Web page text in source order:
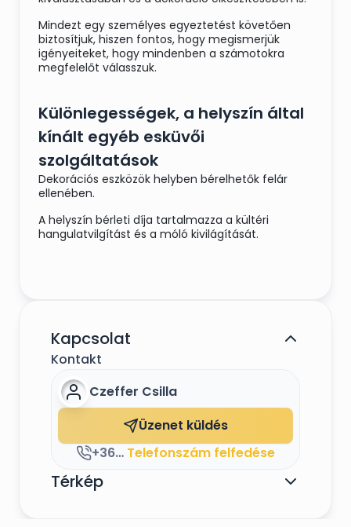
Mindezt egy személyes egyeztetést követően
biztosítjuk, hiszen fontos, hogy megismerjük
igényeiteket, hogy mindenben a számotokra
megfelelőt válasszuk.
Különlegességek, a helyszín által
kínált egyéb esküvői
szolgáltatások
Dekorációs eszközök helyben bérelhetők felár
ellenében.
A helyszín bérleti díja tartalmazza a kültéri
hangulatvilgítást és a móló kivilágítását.
Kapcsolat
Kontakt
Czeffer Csilla
Üzenet küldés
+36703872220 Telefonszám felfedése
Térkép